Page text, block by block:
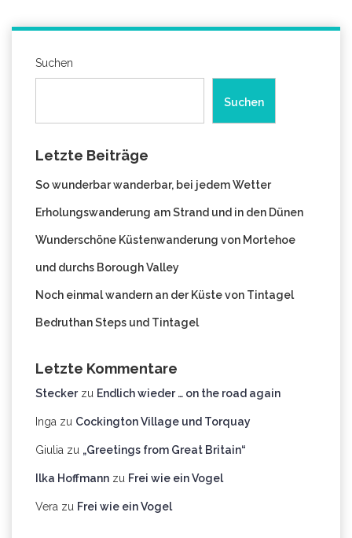
Suchen
Suchen
Letzte Beiträge
So wunderbar wanderbar, bei jedem Wetter
Erholungswanderung am Strand und in den Dünen
Wunderschöne Küstenwanderung von Mortehoe
und durchs Borough Valley
Noch einmal wandern an der Küste von Tintagel
Bedruthan Steps und Tintagel
Letzte Kommentare
Steckerzu Endlich wieder … on the road again
Inga zu Cockington Village und Torquay
Giulia zu „Greetings from Great Britain“
Ilka Hoffmann zu Frei wie ein Vogel
Vera zu Frei wie ein Vogel